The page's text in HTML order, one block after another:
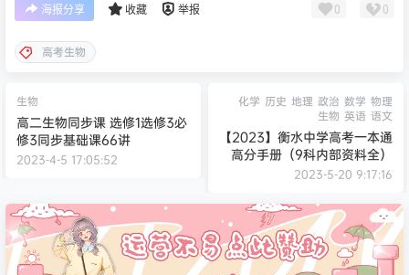
海报分享 收藏 举报 0 0
高考生物
生物
高二生物同步课 选修1选修3必
修3同步基础课66讲
2023-4-5 17:05:52
化学 历史 地理 政治 数学 物理
生物 英语 语文
【2023】衡水中学高考一本通
高分手册（9科内部资料全）
2023-5-20 9:17:16